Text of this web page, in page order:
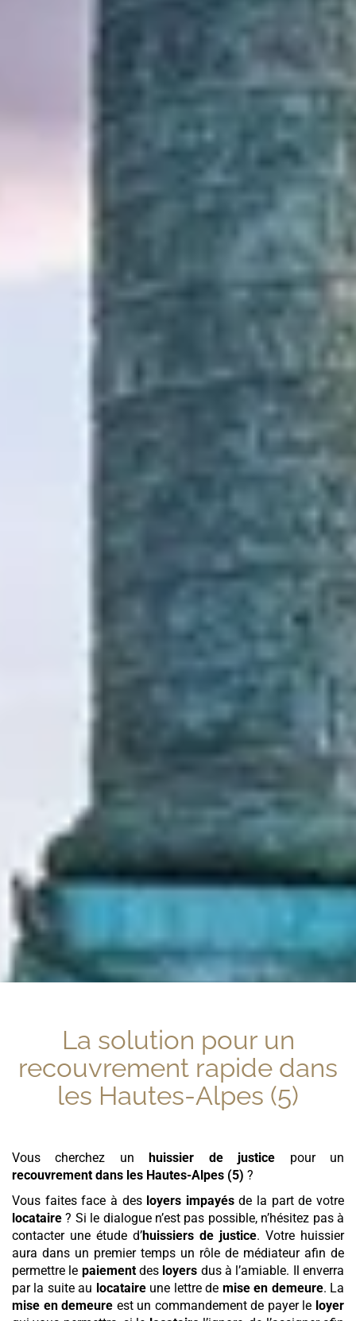
La solution pour un
recouvrement rapide dans
les Hautes-Alpes (5)
Vous cherchez unhuissier de justice pour un
recouvrement dans les Hautes-Alpes (5) ?
Vous faites face à des loyers impayésde la part de votre
locataire ? Si le dialogue n’est pas possible, n’hésitez pas à
contacter une étude d’huissiers de justice. Votre huissier
aura dans un premier temps un rôle de médiateur afin de
permettre le paiementdes loyers dus à l’amiable. Il enverra
par la suite au locataireune lettre de mise en demeure. La
mise en demeure est un commandement de payer le loyer